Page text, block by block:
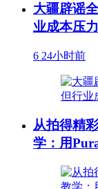
大疆辟谣
业成本压
6 24小时前
从拍得精
学：用